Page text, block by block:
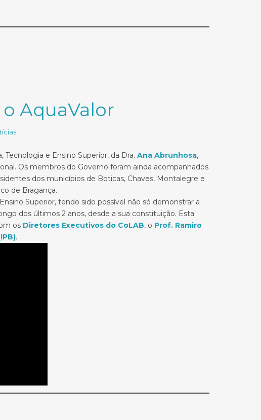
AquaValor
Tecnologia e Ensino Superior, da Dra. Ana Abrunhosa,
Os membros do Governo foram ainda acompanhados
dos municípios de Boticas, Chaves, Montalegre e
de Bragança.
Superior, tendo sido possível não só demonstrar a
dos últimos 2 anos, desde a sua constituição. Esta
os Diretores Executivos do CoLAB, o Prof. Ramiro
.